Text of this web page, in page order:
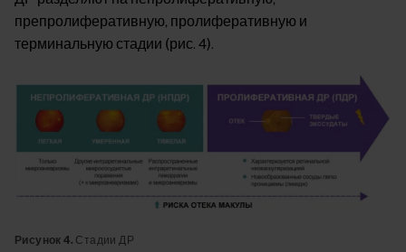
препролиферативную, пролиферативную и
терминальную стадии (рис. 4).
Рисунок 4. Стадии ДР